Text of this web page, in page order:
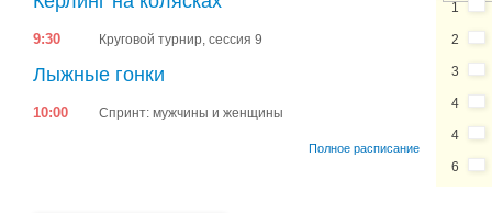
9:30 Круговой турнир, сессия 9
Лыжные гонки
10:00 Спринт: мужчины и женщины
Полное расписание
1
2
3
4
4
6